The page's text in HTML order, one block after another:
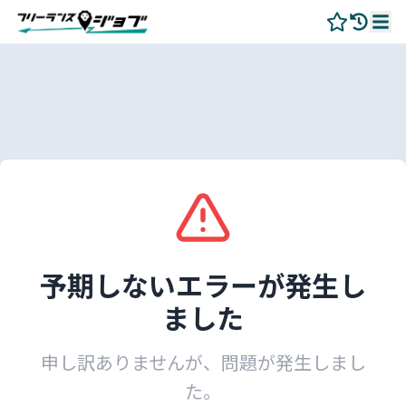
予期しないエラーが発生し
ました
申し訳ありませんが、問題が発生しまし
た。